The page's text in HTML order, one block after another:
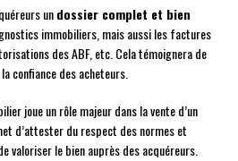
undossier complet et bien
immobiliers, mais aussi les factures
des ABF, etc. Cela témoignera de
confiance des acheteurs.
joue un rôle majeur dans la vente d’un
d’attester du respect des normes et
valoriser le bien auprès des acquéreurs.